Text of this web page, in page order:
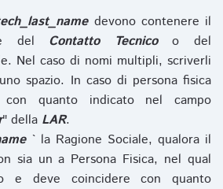
devono contenere il
del Contatto Tecnicoo del
Nel caso di nomi multipli, scriverli
spazio. In caso di persona fisica
con quanto indicato nel campo
" della LAR.
` la Ragione Sociale, qualora il
sia un a Persona Fisica, nel qual
e deve coincidere con quanto